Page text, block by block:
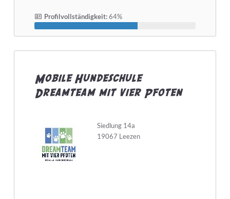
Profilvollständigkeit:64%
Mobile Hundeschule
Dreamteam mit vier Pfoten
Siedlung 14a
19067 Leezen